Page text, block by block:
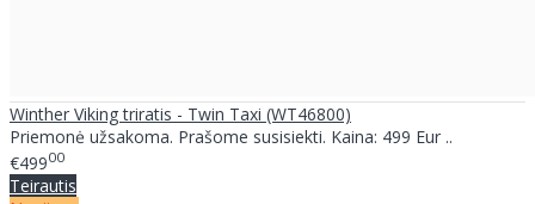
Winther Viking triratis - Twin Taxi (WT46800)
Priemonė užsakoma. Prašome susisiekti. Kaina: 499 Eur ..
€49900
Teirautis